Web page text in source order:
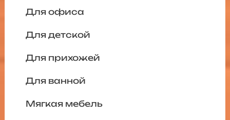
Для офиса
Для детской
Для прихожей
Для ванной
Мягкая мебель